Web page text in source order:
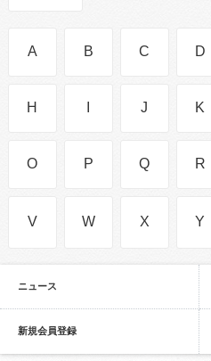
A B C D
H J K
O P Q R
V W X Y
ニュース
新規会員登録